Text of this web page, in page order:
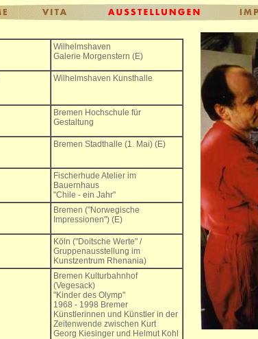
Wilhelmshaven
Galerie Morgenstern (E)
Wilhelmshaven Kunsthalle
Bremen Hochschule für
Gestaltung
Bremen Stadthalle (1. Mai) (E)
Fischerhude Atelier im
Bauernhaus
"Chile - ein Jahr"
Bremen ("Norwegische
Impressionen") (E)
Köln ("Doitsche Werte" /
Gruppenausstellung im
Kunstzentrum Rhenania)
Bremen Kulturbahnhof
(Vegesack)
"Kinder des Olymp"
1968 - 1998 Bremer
Künstlerinnen und Künstler in der
Zeitenwende zwischen Kurt
Georg Kiesinger und Helmut Kohl